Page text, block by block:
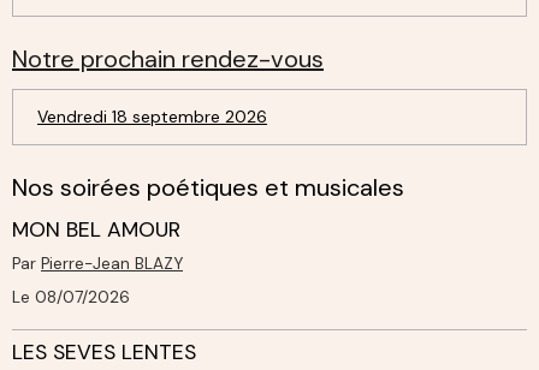
Notre prochain rendez-vous
Vendredi 18 septembre 2026
Nos soirées poétiques et musicales
MON BEL AMOUR
Par Pierre-Jean BLAZY
Le 08/07/2026
LES SEVES LENTES